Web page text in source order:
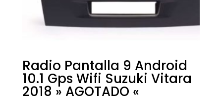
Radio Pantalla 9 Android
10.1 Gps Wifi Suzuki Vitara
2018 » AGOTADO «